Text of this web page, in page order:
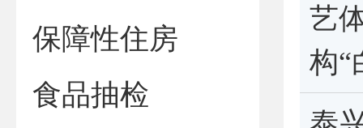
保障性住房
食品抽检
艺
构“